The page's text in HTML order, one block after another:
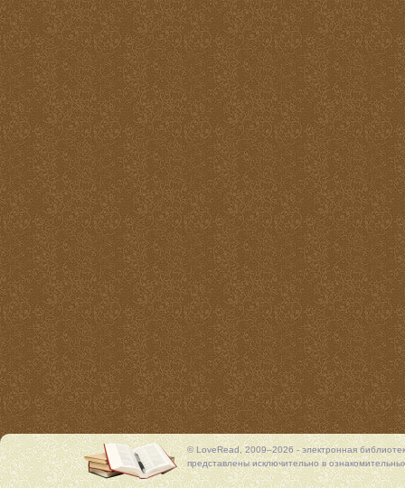
© LoveRead, 2009–2026 - электронная
представлены исключительно в